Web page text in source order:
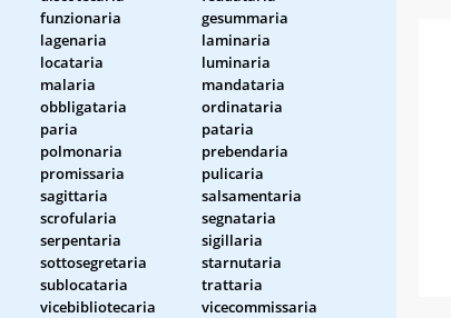
funzionaria
gesummaria
lagenaria
laminaria
locataria
luminaria
malaria
mandataria
obbligataria
ordinataria
paria
pataria
polmonaria
prebendaria
promissaria
pulicaria
sagittaria
salsamentaria
scrofularia
segnataria
serpentaria
sigillaria
sottosegretaria
starnutaria
sublocataria
trattaria
vicebibliotecaria
vicecommissaria